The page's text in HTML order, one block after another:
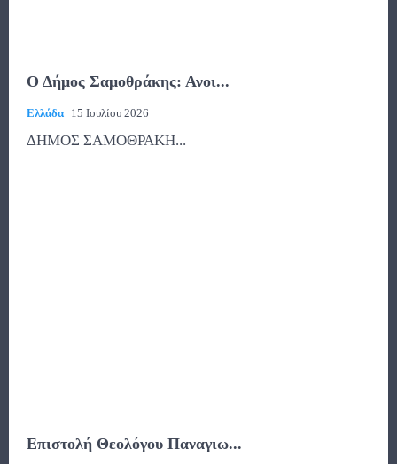
Ο Δήμος Σαμοθράκης: Ανοι...
Ελλάδα 15 Ιουλίου 2026
ΔΗΜΟΣ ΣΑΜΟΘΡΑΚΗ...
Επιστολή Θεολόγου Παναγιω...